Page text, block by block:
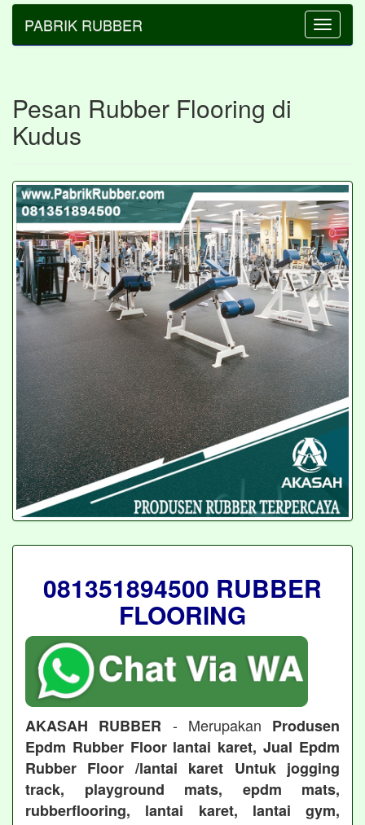
Toggle
PABRIK RUBBER
Pesan Rubber Flooring di
Kudus
081351894500 RUBBER
FLOORING
AKASAH RUBBER - Merupakan Produsen
Epdm Rubber Floor lantai karet, Jual Epdm
Rubber Floor /lantai karet Untuk jogging
track, playground mats, epdm mats,
rubberflooring, lantai karet, lantai gym,